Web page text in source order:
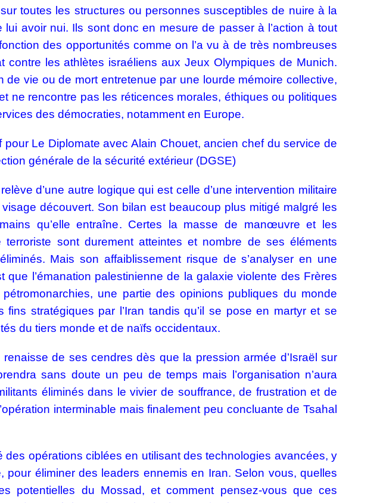
toutes les structures ou personnes susceptibles de nuire à la
avoir nui. Ils sont donc en mesure de passer à l’action à tout
des opportunités comme on l’a vu à de très nombreuses
contre les athlètes israéliens aux Jeux Olympiques de Munich.
de vie ou de mort entretenue par une lourde mémoire collective,
ne rencontre pas les réticences morales, éthiques ou politiques
des démocraties, notamment en Europe.
pour Le Diplomate avec Alain Chouet, ancien chef du service de
générale de la sécurité extérieur (DGSE)
d’une autre logique qui est celle d’une intervention militaire
découvert. Son bilan est beaucoup plus mitigé malgré les
qu’elle entraîne. Certes la masse de manœuvre et les
sont durement atteintes et nombre de ses éléments
Mais son affaiblissement risque de s’analyser en une
que l’émanation palestinienne de la galaxie violente des Frères
une partie des opinions publiques du monde
stratégiques par l’Iran tandis qu’il se pose en martyr et se
du tiers monde et de naïfs occidentaux.
de ses cendres dès que la pression armée d’Israël sur
sans doute un peu de temps mais l’organisation n’aura
éliminés dans le vivier de souffrance, de frustration et de
interminable mais finalement peu concluante de Tsahal
des opérations ciblées en utilisant des technologies avancées, y
pour éliminer des leaders ennemis en Iran. Selon vous, quelles
potentielles du Mossad, et comment pensez-vous que ces